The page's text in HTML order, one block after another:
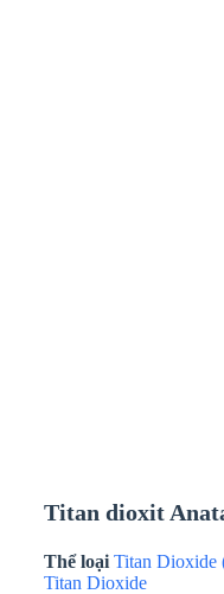
Titan dioxit
Thể loại Titan Dioxide
Titan Dioxide